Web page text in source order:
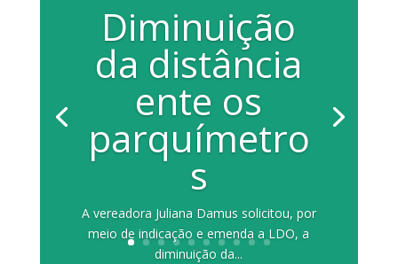
Diminuição
da distância
ente os
parquímetro
s
A vereadora Juliana Damus solicitou, por
meio de indicação e emenda a LDO, a
diminuição da...